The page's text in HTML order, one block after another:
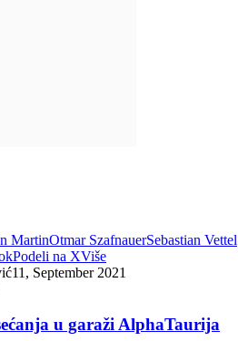
MartinOtmar SzafnauerSebastian Vettel
Podeli na XViše
11, September 2021
u garaži AlphaTaurija